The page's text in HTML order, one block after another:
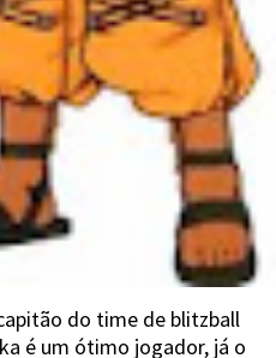
do time de blitzball
é um ótimo jogador, já o